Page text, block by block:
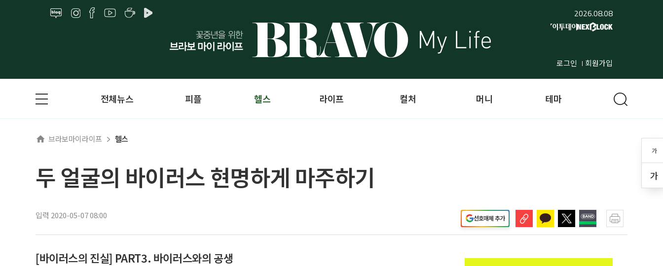
2026.08.08
로그인 회원가입
가
가
전체뉴스 피플 헬스 라이프 컬처 머니 테마
브라보마이라이프 헬스
두 얼굴의 바이러스 현명하게 마주하기
입력 2020-05-07 08:00 선호매체 추가
[바이러스의 진실] PART3. 바이러스와의 공생